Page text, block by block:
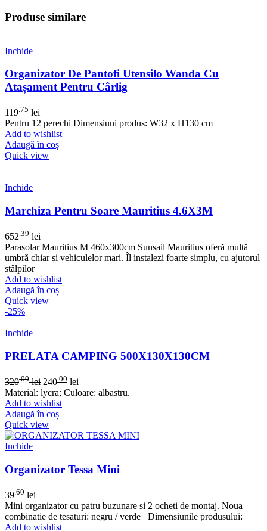
Produse similare
Inchide
Organizator De Pantofi Utensilo Wanda Cu
Atașament Pentru Cârlig
119.75 lei
Pentru 12 perechi Dimensiuni produs: W32 x H130 cm
Add to wishlist
Adaugă în coș
Quick view
Inchide
Marchiza Pentru Soare Mauritius 4.6X3M
652 .39 lei
Parasolar Mauritius M 460x300cm Sunsail Mauritius oferă multă
umbră chiar și vehiculelor mari. Îl instalezi foarte simplu, cu ajutorul
stâlpilor
Add to wishlist
Adaugă în coș
Quick view
-25%
Inchide
PRELATA CAMPING 500X130X130CM
320.00 lei 240 .00 lei
Material: lycra; Culoare: albastru.
Add to wishlist
Adaugă în coș
Quick view
Inchide
Organizator Tessa Mini
39 .60 lei
Mini organizator cu patru buzunare si 2 ocheti de montaj. Noua
combinatie de tesaturi: negru / verde Dimensiunile produsului:
Add to wishlist